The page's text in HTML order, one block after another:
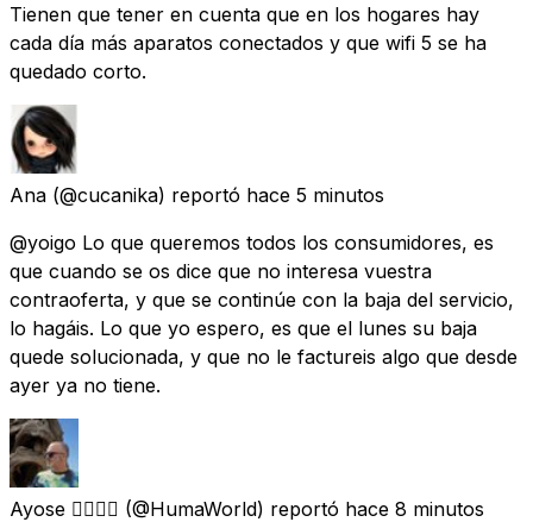
Tienen que tener en cuenta que en los hogares hay
cada día más aparatos conectados y que wifi 5 se ha
quedado corto.
Ana (@cucanika) reportó hace 5 minutos
@yoigo Lo que queremos todos los consumidores, es
que cuando se os dice que no interesa vuestra
contraoferta, y que se continúe con la baja del servicio,
lo hagáis. Lo que yo espero, es que el lunes su baja
quede solucionada, y que no le factureis algo que desde
ayer ya no tiene.
Ayose 🏳️‍🌈🇮🇨 (@HumaWorld) reportó hace 8 minutos